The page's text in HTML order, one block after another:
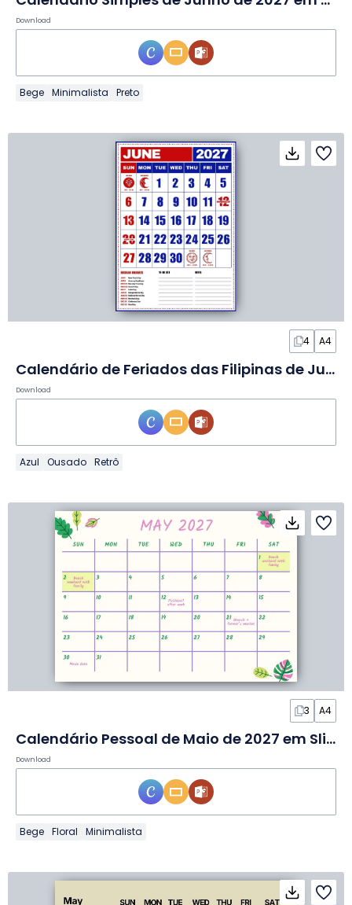
Download
Bege Minimalista Preto
4 A4
Calendário de Feriados das Filipinas de Junho de 2027 em Slides
Download
Azul Ousado Retrô
3 A4
Calendário Pessoal de Maio de 2027 em Slides
Download
Bege Floral Minimalista